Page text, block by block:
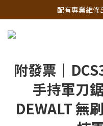
🔧電動工具&五
配有專業維修
🔧電動工具&五
附發票｜
手持軍刀
DEWALT 無